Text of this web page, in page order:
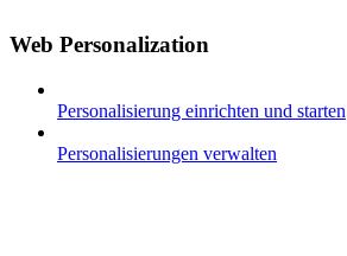
Web Personalization
Personalisierung einrichten und starten
Personalisierungen verwalten